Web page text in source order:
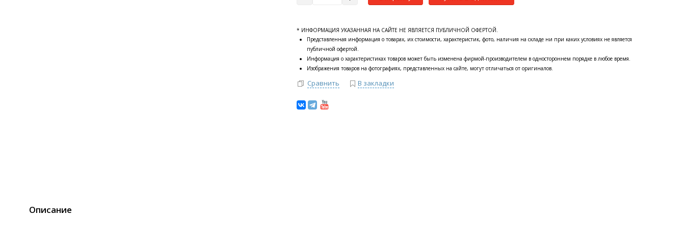
* ИНФОРМАЦИЯ УКАЗАННАЯ НА САЙТЕ НЕ ЯВЛЯЕТСЯ ПУБЛИЧНОЙ ОФЕРТОЙ.
Представленная информация о товарах, их стоимости, характеристик, фото, наличия на складе ни при каких условиях не является
публичной офертой.
Информация о характеристиках товаров может быть изменена фирмой-производителем в одностороннем порядке в любое время.
Изображения товаров на фотографиях, представленных на сайте, могут отличаться от оригиналов.
Сравнить В закладки
Описание